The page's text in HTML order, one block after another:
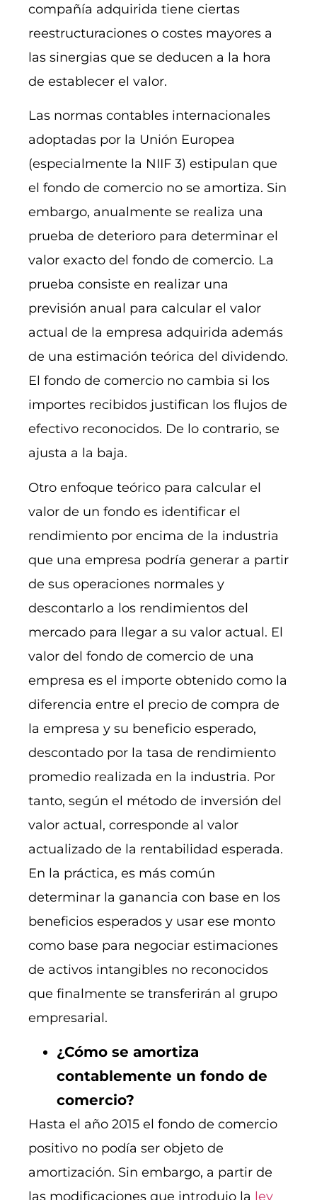
compañía adquirida tiene ciertas
reestructuraciones o costes mayores a
las sinergias que se deducen a la hora
de establecer el valor.
Las normas contables internacionales
adoptadas por la Unión Europea
(especialmente la NIIF 3) estipulan que
el fondo de comercio no se amortiza. Sin
embargo, anualmente se realiza una
prueba de deterioro para determinar el
valor exacto del fondo de comercio. La
prueba consiste en realizar una
previsión anual para calcular el valor
actual de la empresa adquirida además
de una estimación teórica del dividendo.
El fondo de comercio no cambia si los
importes recibidos justifican los flujos de
efectivo reconocidos. De lo contrario, se
ajusta a la baja.
Otro enfoque teórico para calcular el
valor de un fondo es identificar el
rendimiento por encima de la industria
que una empresa podría generar a partir
de sus operaciones normales y
descontarlo a los rendimientos del
mercado para llegar a su valor actual. El
valor del fondo de comercio de una
empresa es el importe obtenido como la
diferencia entre el precio de compra de
la empresa y su beneficio esperado,
descontado por la tasa de rendimiento
promedio realizada en la industria. Por
tanto, según el método de inversión del
valor actual, corresponde al valor
actualizado de la rentabilidad esperada.
En la práctica, es más común
determinar la ganancia con base en los
beneficios esperados y usar ese monto
como base para negociar estimaciones
de activos intangibles no reconocidos
que finalmente se transferirán al grupo
empresarial.
¿Cómo se amortiza
contablemente un fondo de
comercio?
Hasta el año 2015 el fondo de comercio
positivo no podía ser objeto de
amortización. Sin embargo, a partir de
las modificaciones que introdujo la ley